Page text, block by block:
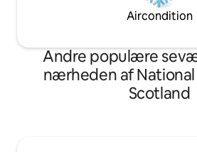
Aircondition
Andre populære
nærheden af
Scotland